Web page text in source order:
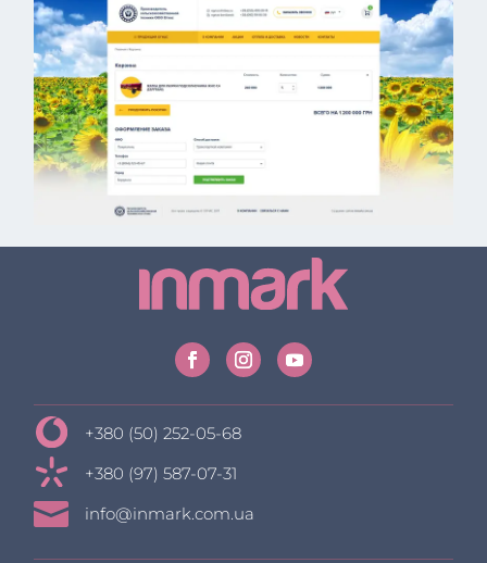
+380 (50) 252-05-68
+380 (97) 587-07-31
 info@inmark.com.ua